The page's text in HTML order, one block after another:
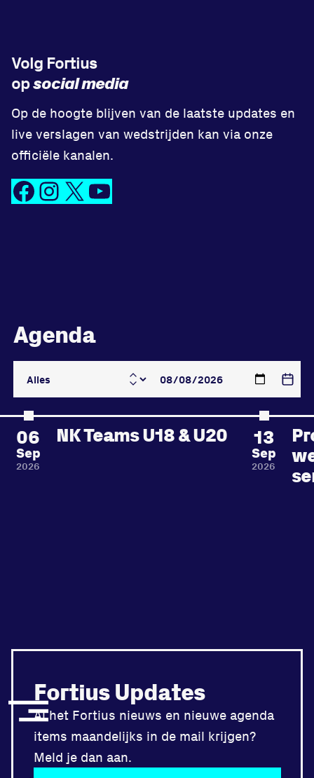
Volg Fortius
opsocial media
Op de hoogte blijven van de laatste updates en
live verslagen van wedstrijden kan via onze
officiële kanalen.
Facebook Instagram X YouTube
Agenda
06
Sep
2026
NK Teams U18 & U20 13
Sep
2026
Fortius Updates
Al het Fortius nieuws en nieuwe agenda
items maandelijks in de mail krijgen?
Meld je dan aan.